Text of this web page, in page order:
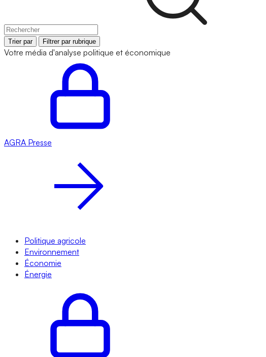
Trier par Filtrer par rubrique
Votre média d'analyse politique et économique
AGRA Presse
Politique agricole
Environnement
Économie
Énergie